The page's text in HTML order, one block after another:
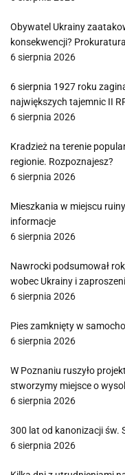
Obywatel Ukrainy
konsekwencji?
6 sierpnia 2026
6 sierpnia 1927 roku
największych tajemnic II
6 sierpnia 2026
Kradzież na terenie
regionie. Rozpoznajesz?
6 sierpnia 2026
Mieszkania w miejscu
informacje
6 sierpnia 2026
Nawrocki podsumował
wobec Ukrainy i
6 sierpnia 2026
Pies zamknięty w
6 sierpnia 2026
W Poznaniu ruszyło
stworzymy miejsce o
6 sierpnia 2026
300 lat od kanonizacji św.
6 sierpnia 2026